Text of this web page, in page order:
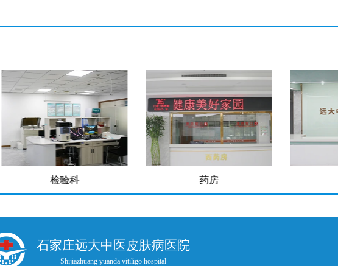
检验科 药房
石家庄远大中医皮肤病医院
Shijiazhuang yuanda vitiligo hospital